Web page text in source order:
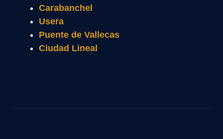
Carabanchel
Usera
Puente de Vallecas
Ciudad Lineal